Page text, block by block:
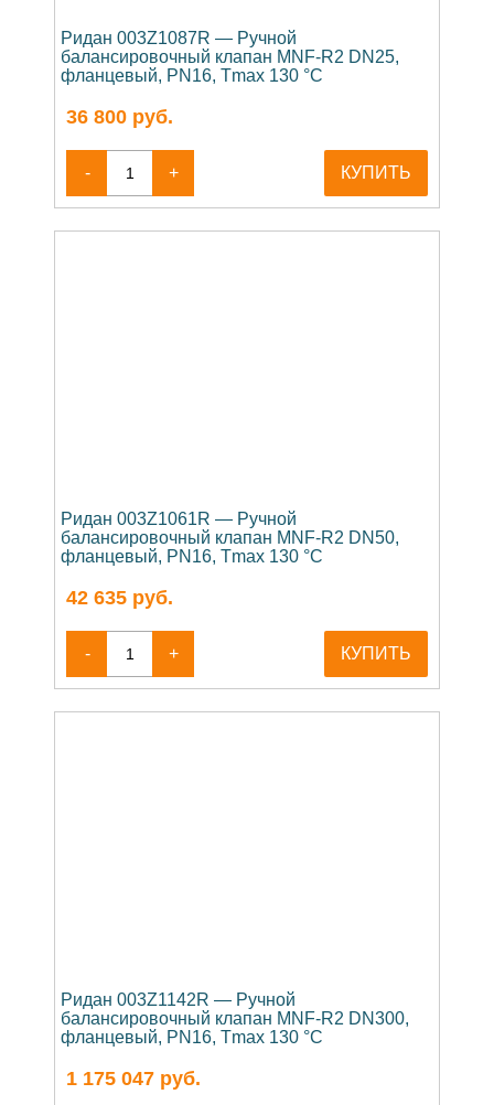
Ридан 003Z1087R — Ручной
балансировочный клапан MNF-R2 DN25,
фланцевый, PN16, Tmax 130 °C
36 800 руб.
- + КУПИТЬ
Ридан 003Z1061R — Ручной
балансировочный клапан MNF-R2 DN50,
фланцевый, PN16, Tmax 130 °C
42 635 руб.
- + КУПИТЬ
Ридан 003Z1142R — Ручной
балансировочный клапан MNF-R2 DN300,
фланцевый, PN16, Tmax 130 °C
1 175 047 руб.